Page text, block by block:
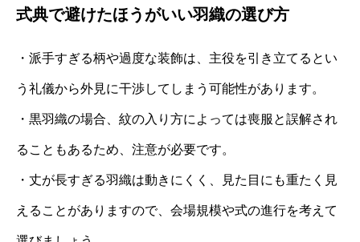
式典で避けたほうがいい羽織の選び方
・派手すぎる柄や過度な装飾は、主役を引き立てるとい
う礼儀から外見に干渉してしまう可能性があります。
・黒羽織の場合、紋の入り方によっては喪服と誤解され
ることもあるため、注意が必要です。
・丈が長すぎる羽織は動きにくく、見た目にも重たく見
えることがありますので、会場規模や式の進行を考えて